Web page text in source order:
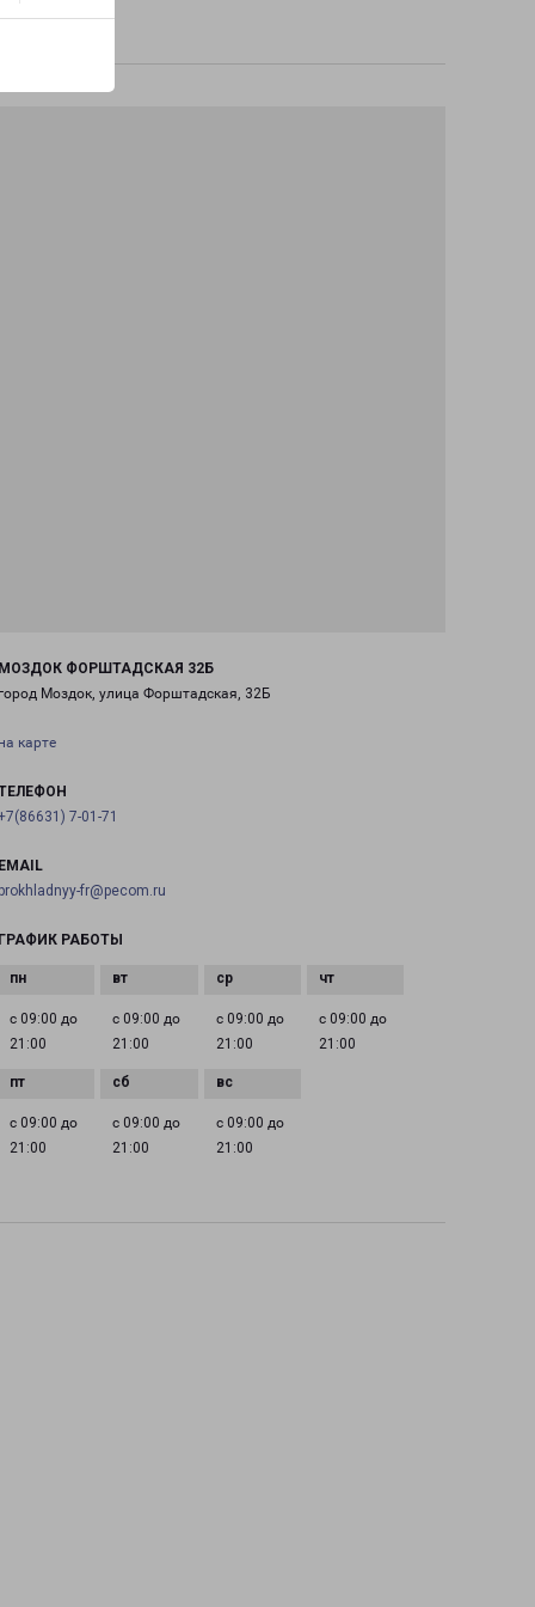
ФОРШТАДСКАЯ 32Б
Моздок, улица Форштадская, 32Б
карте
7-01-71
fr@pecom.ru
РАБОТЫ
с 09:00 до
21:00
с 09:00 до
21:00
с 09:00 до
21:00
с 09:00 до
21:00
с 09:00 до
21:00
с 09:00 до
21:00
с 09:00 до
21:00